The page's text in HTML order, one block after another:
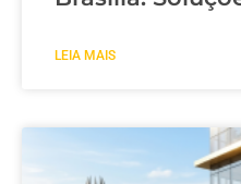
LEIA MAIS